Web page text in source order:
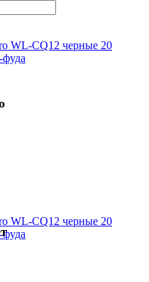
WL-CQ12 черные 20
фуда
WL-CQ12 черные 20
фуда